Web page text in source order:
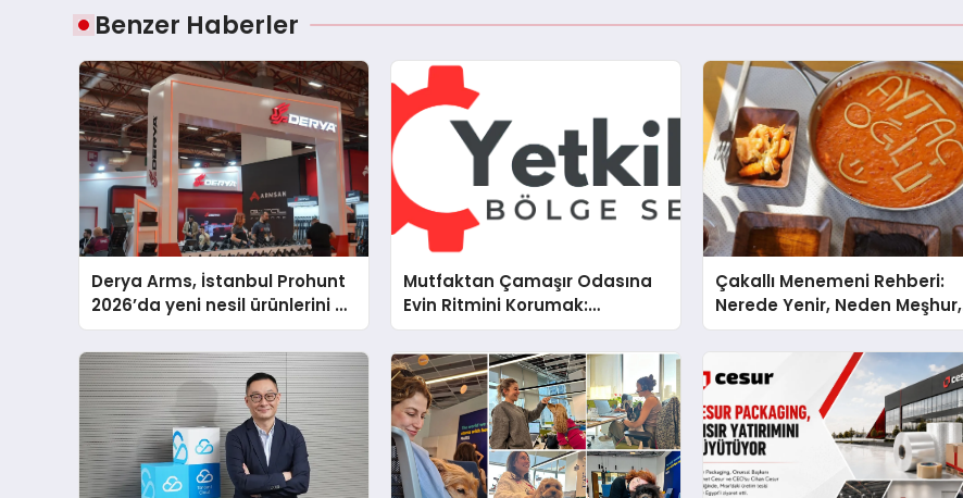
Benzer Haberler
Derya Arms, İstanbul Prohunt
2026’da yeni nesil ürünlerini ve
global marka vizyonunu
sergiledi
Mutfaktan Çamaşır Odasına
Evin Ritmini Korumak:
Electrolux Cihazlarında Dürüst
Teknik Destek Deneyimi
Çakallı Menemeni Rehberi:
Nerede Yenir, Neden Meşhur,
Nasıl Yapılır?